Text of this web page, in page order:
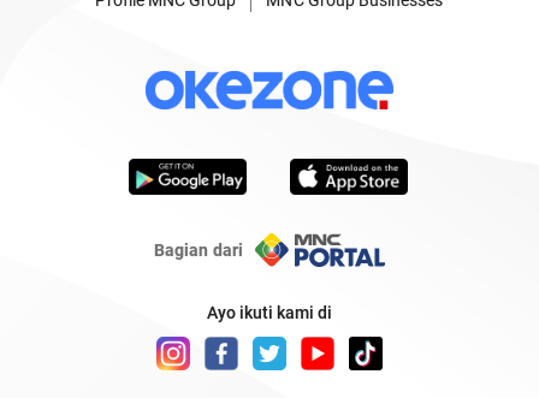
Bagian dari
Ayo ikuti kami di